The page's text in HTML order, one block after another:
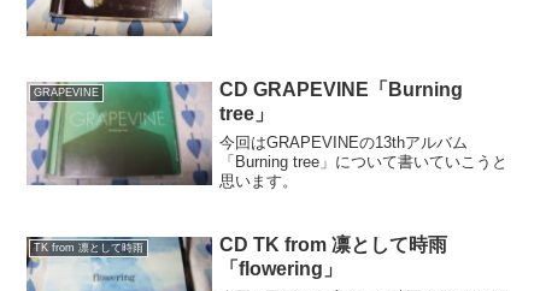
GRAPEVINE
CD GRAPEVINE「Burning
tree」
今回はGRAPEVINEの13thアルバム
「Burning tree」について書いていこうと
思います。
TK from 凛として時雨
CD TK from 凛として時雨
「flowering」